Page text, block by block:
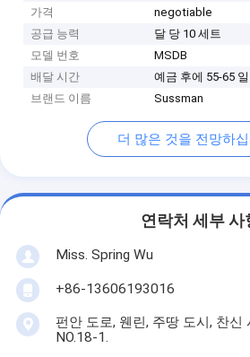
가격
negotiable
공급 능력
달 당 10 세트
모델 번호
MSDB
배달 시간
예금 후에 55-65 일
브랜드 이름
Sussman
더 많은 것을 전망하
연락처 세부 사
Miss. Spring Wu
+86-13606193016
펀안 도로, 웬린, 주땅 도시, 찬신
NO.18-1.